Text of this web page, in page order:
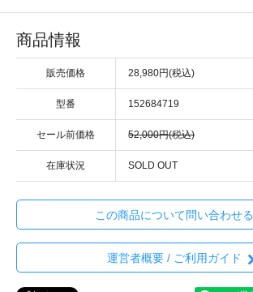
商品情報
販売価格 28,980円(税込)
型番 152684719
セール前価格 52,000円(税込)
在庫状況 SOLD OUT
この商品について問い合わせる
運営者概要 / ご利用ガイド